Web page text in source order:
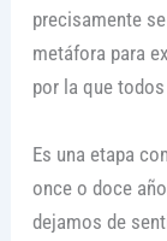
precisamente
metáfora para
por la que
Es una etapa
once o doce
dejamos de